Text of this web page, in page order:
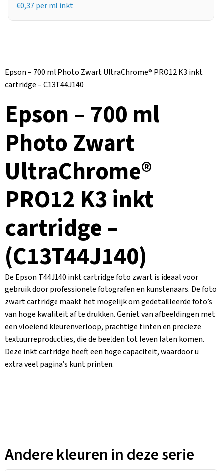
€0,37per ml inkt
Epson – 700 ml Photo Zwart UltraChrome® PRO12 K3 inkt
cartridge – C13T44J140
Epson – 700 ml
Photo Zwart
UltraChrome®
PRO12 K3 inkt
cartridge –
(C13T44J140)
De Epson T44J140 inkt cartridge foto zwart is ideaal voor
gebruik door professionele fotografen en kunstenaars. De foto
zwart cartridge maakt het mogelijk om gedetailleerde foto’s
van hoge kwaliteit af te drukken. Geniet van afbeeldingen met
een vloeiend kleurenverloop, prachtige tinten en precieze
textuurreproducties, die de beelden tot leven laten komen.
Deze inkt cartridge heeft een hoge capaciteit, waardoor u
extra veel pagina’s kunt printen.
Andere kleuren in deze serie